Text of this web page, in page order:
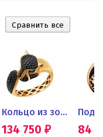
Кольцо из золота с...
134 750 ₽ 84